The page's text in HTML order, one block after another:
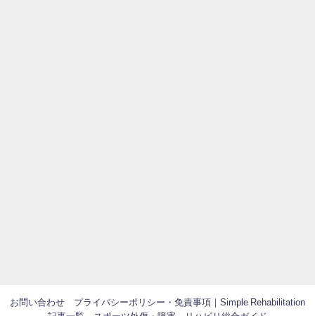
お問い合わせ
プライバシーポリシー・免責事項｜Simple Rehabilitation